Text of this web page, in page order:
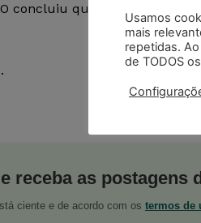
concluiu que ficou
receba as postagens
ciente e de acordo com os termos de
Usamos
mais
repetidas.
de TODOS